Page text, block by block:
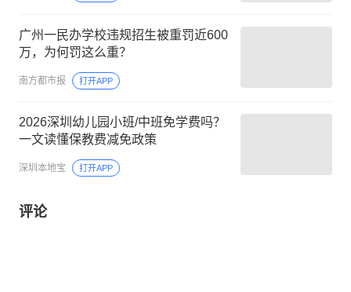
广州一民办学校违规招生被重罚近600
万，为何罚这么重？
南方都市报 打开APP
2026深圳幼儿园小班/中班免学费吗？
一文读懂保教费减免政策
深圳本地宝 打开APP
评论